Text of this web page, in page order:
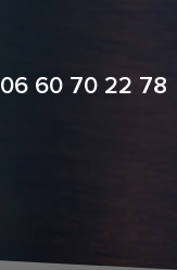
06 60 70 22 78